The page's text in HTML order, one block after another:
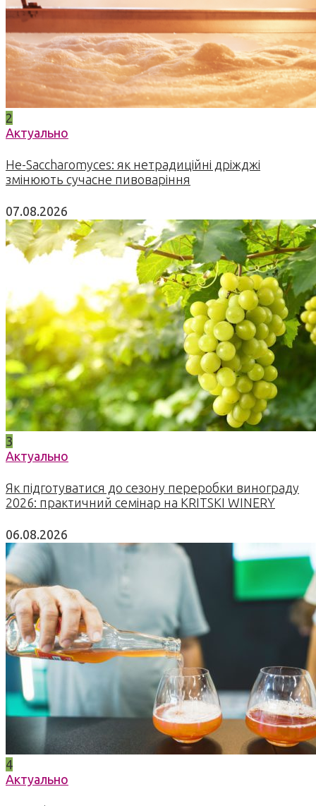
2
Актуально
Не-Saccharomyces: як нетрадиційні дріжджі
змінюють сучасне пивоваріння
07.08.2026
3
Актуально
Як підготуватися до сезону переробки винограду
2026: практичний семінар на KRITSKI WINERY
06.08.2026
4
Актуально